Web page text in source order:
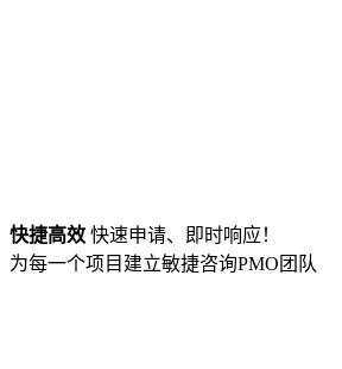
快捷高效 快速申请、即时响应！
为每一个项目建立敏捷咨询PMO团队